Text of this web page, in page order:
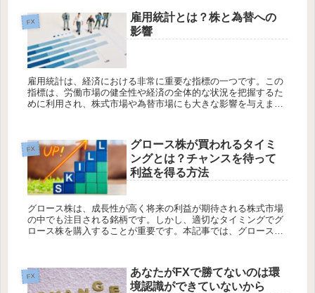
FX
雇用統計とは？株と為替への
影響
雇用統計は、経済における非常に重要な指標の一つです。この
指標は、労働市場の健全性や経済の全体的な状況を把握するた
めに利用され、株式市場や為替市場にも大きな影響を与えま
FX
グロース株が買われるタイミ
ングとは？チャンスを待って
利益を得る方法
グロース株は、成長性が高く将来の利益が期待される株式市場
の中でも注目される銘柄です。しかし、適切なタイミングでグ
ロース株を購入することが重要です。本記事では、グロース株
FX
あなたがFXで勝てないのは環
境認識ができていないから